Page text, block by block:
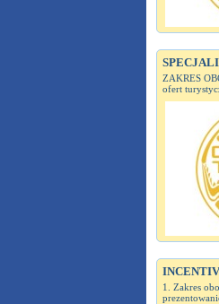
ZAKRES
ofert
1. Zakres